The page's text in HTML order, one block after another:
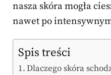
nasza skóra mogła
nawet po
Spis treści
Dlaczego skóra